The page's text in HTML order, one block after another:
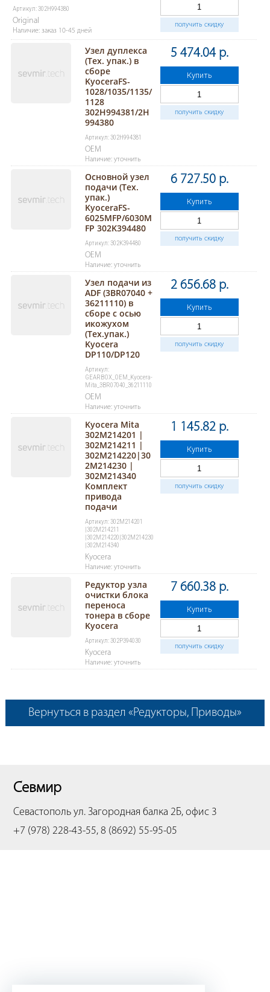
Артикул: 302H994380
Original
Наличие: заказ 10-45 дней
получить скидку
Узел дуплекса
(Тех. упак.) в
сборе
KyoceraFS-
1028/1035/1135/
1128
302H994381/2H
994380
Артикул: 302H994381
OEM
Наличие: уточнить
5 474.04 р.
Купить
получить скидку
Основной узел
подачи (Тех.
упак.)
KyoceraFS-
6025MFP/6030M
FP 302K394480
Артикул: 302K394480
OEM
Наличие: уточнить
6 727.50 р.
Купить
получить скидку
Узел подачи из
ADF (3BR07040 +
36211110) в
сборе с осью
икожухом
(Тех.упак.)
Kyocera
DP110/DP120
Артикул:
GEARBOX_OEM_Kyocera-
Mita_3BR07040_36211110
OEM
Наличие: уточнить
2 656.68 р.
Купить
получить скидку
Kyocera Mita
302M214201 |
302M214211 |
302M214220|30
2M214230 |
302M214340
Комплект
привода
подачи
Артикул: 302M214201
|302M214211
|302M214220|302M214230
|302M214340
Kyocera
Наличие: уточнить
1 145.82 р.
Купить
получить скидку
Редуктор узла
очистки блока
переноса
тонера в сборе
Kyocera
Артикул: 302P394030
Kyocera
Наличие: уточнить
7 660.38 р.
Купить
получить скидку
Вернуться в раздел «Редукторы, Приводы»
Севмир
Севастополь ул. Загородная балка 2Б, офис 3
+7 (978) 228-43-55, 8 (8692) 55-95-05